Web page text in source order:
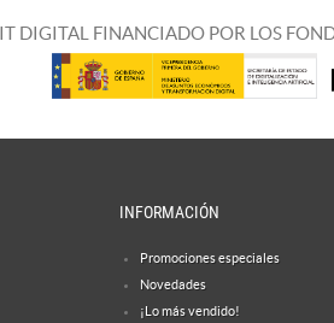
DIGITAL FINANCIADO POR LOS
INFORMACIÓN
Promociones especiales
Novedades
¡Lo más vendido!